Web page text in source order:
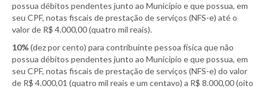
possua débitos pendentes junto ao Município e que possua, em
seu CPF, notas fiscais de prestação de serviços (NFS-e) até o
valor de R$ 4.000,00 (quatro mil reais).
10%(dez por cento) para contribuinte pessoa física que não
possua débitos pendentes junto ao Município e que possua, em
seu CPF, notas fiscais de prestação de serviços (NFS-e) do valor
de R$ 4.000,01 (quatro mil reais e um centavo) a R$ 8.000,00 (oito